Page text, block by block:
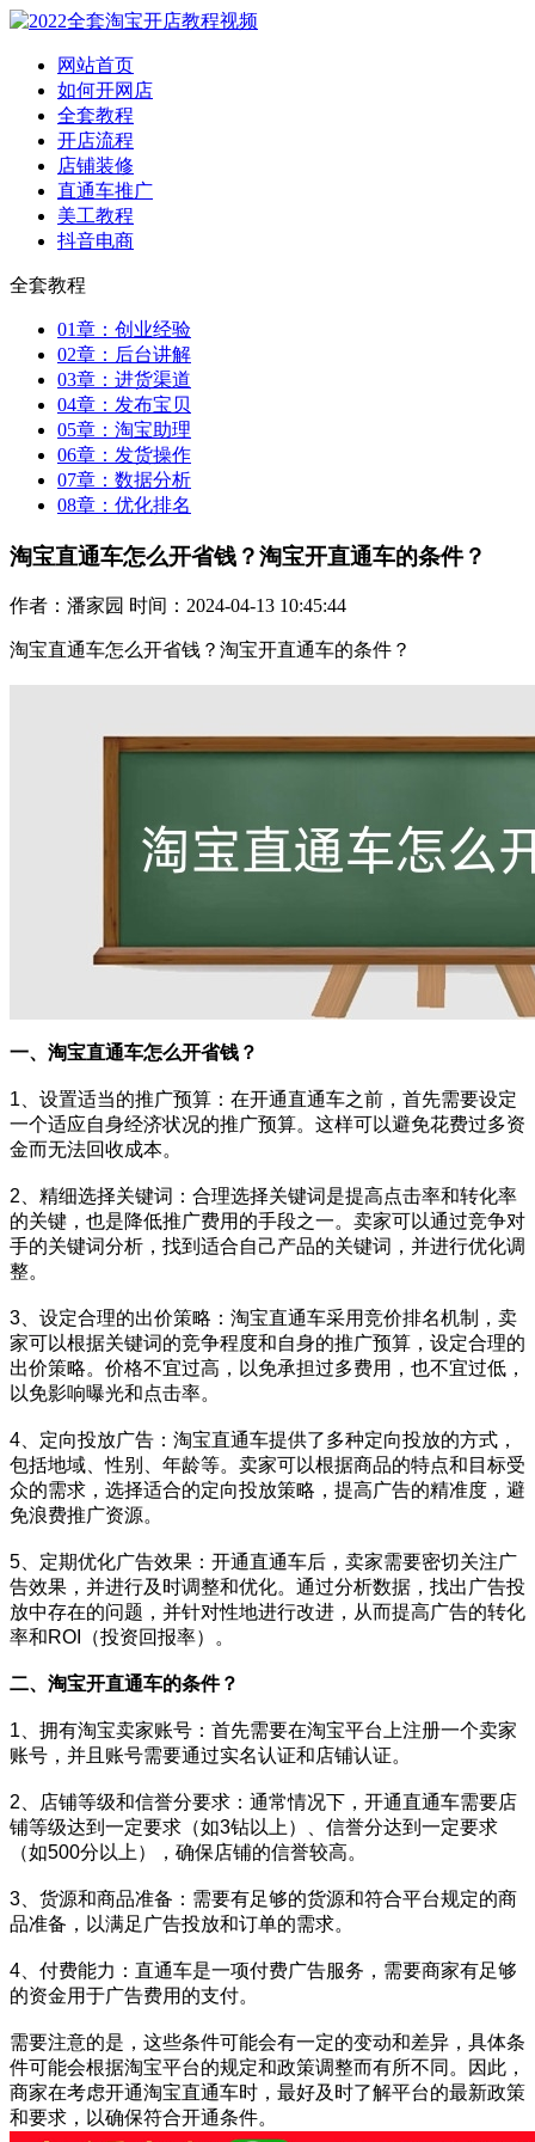
网站首页
如何开网店
全套教程
开店流程
店铺装修
直通车推广
美工教程
抖音电商
全套教程
01章：创业经验
02章：后台讲解
03章：进货渠道
04章：发布宝贝
05章：淘宝助理
06章：发货操作
07章：数据分析
08章：优化排名
淘宝直通车怎么开省钱？淘宝开直通车的条件？
作者：潘家园 时间：2024-04-13 10:45:44
淘宝直通车怎么开省钱？淘宝开直通车的条件？
一、淘宝直通车怎么开省钱？
1、设置适当的推广预算：在开通直通车之前，首先需要设定
一个适应自身经济状况的推广预算。这样可以避免花费过多资
金而无法回收成本。
2、精细选择关键词：合理选择关键词是提高点击率和转化率
的关键，也是降低推广费用的手段之一。卖家可以通过竞争对
手的关键词分析，找到适合自己产品的关键词，并进行优化调
整。
3、设定合理的出价策略：淘宝直通车采用竞价排名机制，卖
家可以根据关键词的竞争程度和自身的推广预算，设定合理的
出价策略。价格不宜过高，以免承担过多费用，也不宜过低，
以免影响曝光和点击率。
4、定向投放广告：淘宝直通车提供了多种定向投放的方式，
包括地域、性别、年龄等。卖家可以根据商品的特点和目标受
众的需求，选择适合的定向投放策略，提高广告的精准度，避
免浪费推广资源。
5、定期优化广告效果：开通直通车后，卖家需要密切关注广
告效果，并进行及时调整和优化。通过分析数据，找出广告投
放中存在的问题，并针对性地进行改进，从而提高广告的转化
率和ROI（投资回报率）。
二、淘宝开直通车的条件？
1、拥有淘宝卖家账号：首先需要在淘宝平台上注册一个卖家
账号，并且账号需要通过实名认证和店铺认证。
2、店铺等级和信誉分要求：通常情况下，开通直通车需要店
铺等级达到一定要求（如3钻以上）、信誉分达到一定要求
（如500分以上），确保店铺的信誉较高。
3、货源和商品准备：需要有足够的货源和符合平台规定的商
品准备，以满足广告投放和订单的需求。
4、付费能力：直通车是一项付费广告服务，需要商家有足够
的资金用于广告费用的支付。
需要注意的是，这些条件可能会有一定的变动和差异，具体条
件可能会根据淘宝平台的规定和政策调整而有所不同。因此，
商家在考虑开通淘宝直通车时，最好及时了解平台的最新政策
和要求，以确保符合开通条件。